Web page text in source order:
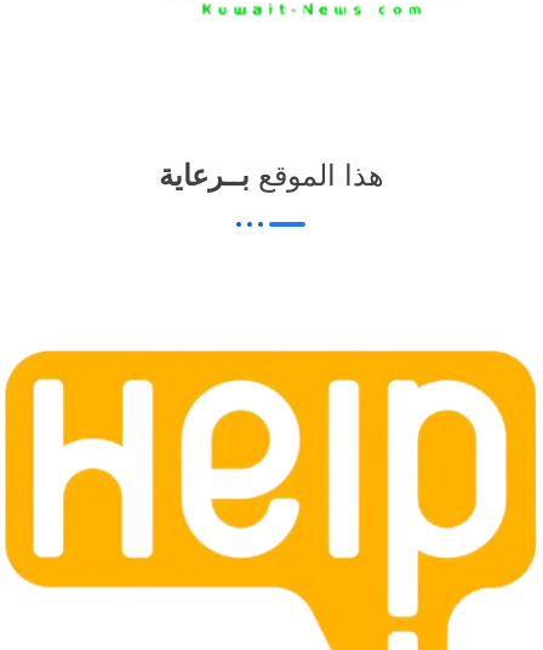
هذا الموقع بــرعاية